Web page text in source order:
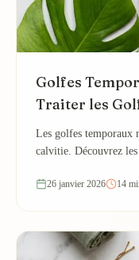
Golfes
Traiter les
Les golfes temporaux
calvitie. Découvrez
26 janvier 2026 14